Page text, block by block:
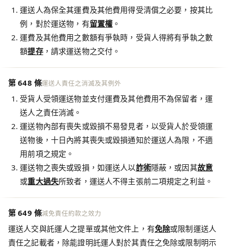
運送人為保全其運費及其他費用得受清償之必要，按其比
例，對於運送物，有留置權 。
運費及其他費用之數額有爭執時，受貨人得將有爭執之數
額提存，請求運送物之交付。
第 648 條運送人責任之消滅及其例外
受貨人受領運送物並支付運費及其他費用不為保留者，運
送人之責任消滅。
運送物內部有喪失或毀損不易發見者，以受貨人於受領運
送物後，十日內將其喪失或毀損通知於運送人為限，不適
用前項之規定。
運送物之喪失或毀損，如運送人以詐術隱蔽，或因其故意
或重大過失所致者，運送人不得主張前二項規定之利益。
第 649 條減免責任約款之效力
運送人交與託運人之提單或其他文件上，有免除或限制運送人
責任之記載者，除能證明託運人對於其責任之免除或限制明示